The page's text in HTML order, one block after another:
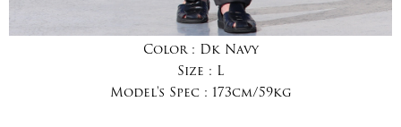
Color : Dk Navy
Size : L
Model's Spec : 173cm/59kg